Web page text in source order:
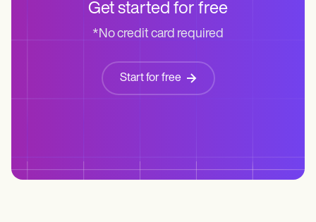
Get started for free
*No credit card required
Start for free